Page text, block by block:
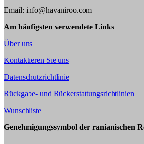
Email: info@havaniroo.com
Am häufigsten verwendete Links
Über uns
Kontaktieren Sie uns
Datenschutzrichtlinie
Rückgabe- und Rückerstattungsrichtlinien
Wunschliste
Genehmigungssymbol der ranianischen